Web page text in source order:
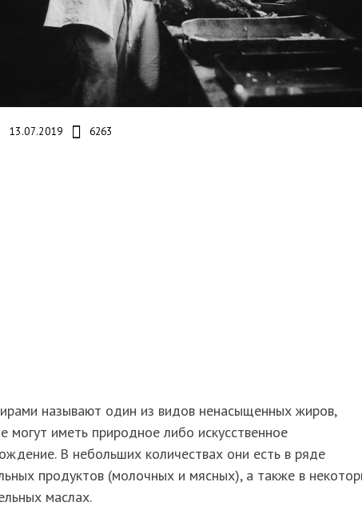
13.07.2019 6263
называют один из видов ненасыщенных жиров,
могут иметь природное либо искусственное
В небольших количествах они есть в ряде
продуктов (молочных и мясных), а также в
маслах.